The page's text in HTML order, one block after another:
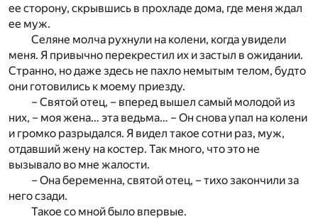
ее сторону, скрывшись в прохладе дома, где меня ждал
ее муж.
Селяне молча рухнули на колени, когда увидели
меня. Я привычно перекрестил их и застыл в ожидании.
Странно, но даже здесь не пахло немытым телом, будто
они готовились к моему приезду.
– Святой отец, – вперед вышел самый молодой из
них, – моя жена… эта ведьма… – Он снова упал на колени
и громко разрыдался. Я видел такое сотни раз, муж,
отдавший жену на костер. Так много, что это не
вызывало во мне жалости.
– Она беременна, святой отец, – тихо закончили за
него сзади.
Такое со мной было впервые.